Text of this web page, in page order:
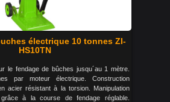
électrique 10 tonnes ZI-
HS10TN
le fendage de bûches jusqu´au 1 mètre.
par moteur électrique. Construction
acier résistant à la torsion. Manipulation
à la course de fendage réglable.